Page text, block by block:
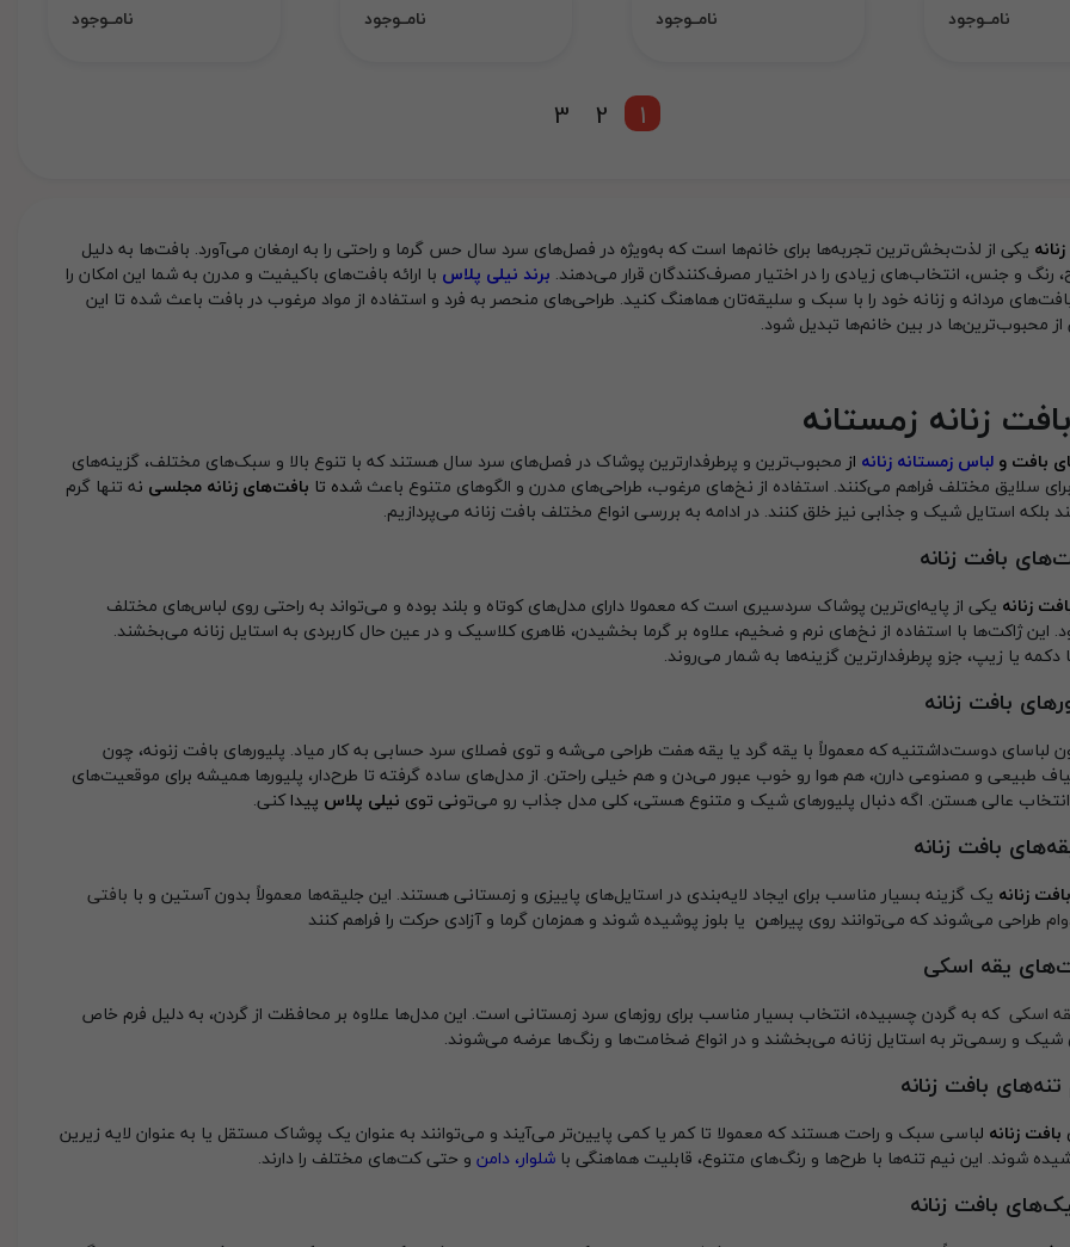
نامــوجود نامــوجود نامــوجود نامــوجود
1
2
3
یکی از لذت‌بخش‌ترین تجربه‌ها برای خانم‌ها است که به‌ویژه در فصل‌های سرد سال حس گرما و راحتی را به ارمغان می‌آورد. بافت‌ها به دلیل
رنگ و جنس، انتخاب‌های زیادی را در اختیار مصرف‌کنندگان قرار می‌دهند. برند نیلی پلاس با ارائه بافت‌های باکیفیت و مدرن به شما این امکان را
مردانه و زنانه خود را با سبک و سلیقه‌تان هماهنگ کنید. طراحی‌های منحصر به فرد و استفاده از مواد مرغوب در بافت‌ باعث شده تا این
از محبوب‌ترین‌ها در بین خانم‌ها تبدیل شود.
زنانه زمستانه
بافت‌ و لباس زمستانه زنانه ازمحبوب‌ترین و پرطرفدارترین پوشاک در فصل‌های سرد سال هستند که با تنوع بالا و سبک‌های مختلف، گزینه‌های
سلایق مختلف فراهم می‌کنند. استفاده از نخ‌های مرغوب، طراحی‌های مدرن و الگوهای متنوع باعث شده تا بافت‌های زنانه مجلسی نه تنها گرم
بلکه استایل شیک و جذابی نیز خلق کنند. در ادامه به بررسی انواع مختلف بافت زنانه می‌پردازیم.
بافت زنانه
زنانه یکی از پایه‌ای‌ترین پوشاک سردسیری است که معمولا دارای مدل‌های کوتاه و بلند بوده و می‌تواند به راحتی روی لباس‌های مختلف
این ژاکت‌ها با استفاده از نخ‌های نرم و ضخیم، علاوه بر گرما بخشیدن، ظاهری کلاسیک و در عین حال کاربردی به استایل زنانه می‌بخشند.
یا زیپ، جزو پرطرفدارترین گزینه‌ها به شمار می‌روند.
بافت زنانه
لباسای دوست‌داشتنیه که معمولاً با یقه گرد یا یقه هفت طراحی می‌شه و توی فصلای سرد حسابی به کار میاد. پلیورهای بافت زنونه، چون
طبیعی و مصنوعی دارن، هم هوا رو خوب عبور می‌دن و هم خیلی راحتن. از مدل‌های ساده گرفته تا طرح‌دار، پلیورها همیشه برای موقعیت‌های
عالی هستن. اگه دنبال پلیورهای شیک و متنوع هستی، کلی مدل جذاب رو می‌تونی توی نیلی پلاس پیداکنی.
بافت زنانه
زنانه یک گزینه بسیار مناسب برای ایجاد لایه‌بندی در استایل‌های پاییزی و زمستانی هستند. این جلیقه‌ها معمولاً بدون آستین و با بافتی
طراحی می‌شوند که می‌توانند روی پیراهن یا بلوز پوشیده شوند و همزمان گرما و آزادی حرکت را فراهم کنند
یقه اسکی
اسکی که به گردن چسبیده، انتخاب بسیار مناسب برای روزهای سرد زمستانی است. این مدل‌ها علاوه بر محافظت از گردن، به دلیل فرم خاص
شیک و رسمی‌تر به استایل زنانه می‌بخشند و در انواع ضخامت‌ها و رنگ‌ها عرضه می‌شوند.
بافت زنانه
بافت زنانه لباسی سبک و راحت هستند که معمولا تا کمر یا کمی پایین‌تر می‌آیند و می‌توانند به عنوان یک پوشاک مستقل یا به عنوان لایه زیرین
شوند. این نیم تنه‌ها با طرح‌ها و رنگ‌های متنوع، قابلیت هماهنگی با شلوار، دامن و حتی کت‌های مختلف را دارند.
بافت زنانه